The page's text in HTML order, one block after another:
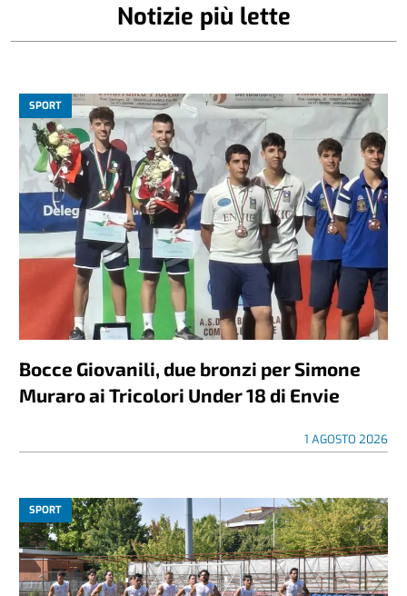
Notizie più lette
SPORT
Bocce Giovanili, due bronzi per Simone
Muraro ai Tricolori Under 18 di Envie
1 AGOSTO 2026
SPORT